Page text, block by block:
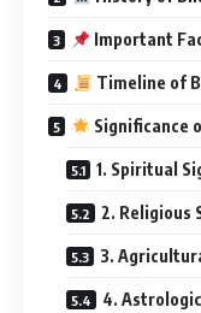
Important
Timeline of
Significance
1. Spiritual
2. Religious
3.
4.